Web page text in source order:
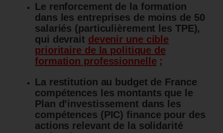
Le renforcement de la formation
dans les entreprises de moins de 50
salariés (particulièrement les TPE),
qui devrait devenir une cible
prioritaire de la politique de
formation professionnelle ;
La restitution au budget de France
compétences les montants que le
Plan d’investissement dans les
compétences (PIC) finance pour des
actions relevant de la solidarité